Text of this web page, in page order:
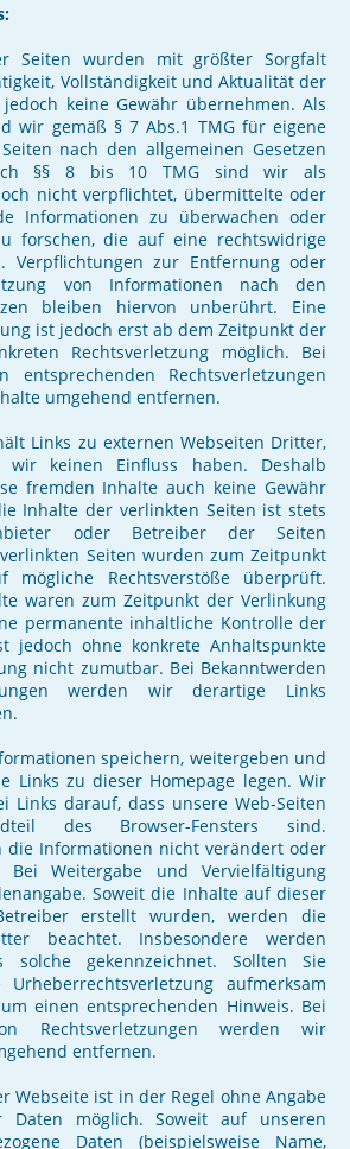
Seiten wurden mit größter Sorgfalt
Vollständigkeit und Aktualität der
keine Gewähr übernehmen. Als
wir gemäß § 7 Abs.1 TMG für eigene
nach den allgemeinen Gesetzen
§§ 8 bis 10 TMG sind wir als
nicht verpflichtet, übermittelte oder
Informationen zu überwachen oder
forschen, die auf eine rechtswidrige
Verpflichtungen zur Entfernung oder
von Informationen nach den
bleiben hiervon unberührt. Eine
ist jedoch erst ab dem Zeitpunkt der
Rechtsverletzung möglich. Bei
entsprechenden Rechtsverletzungen
umgehend entfernen.
Links zu externen Webseiten Dritter,
keinen Einfluss haben. Deshalb
fremden Inhalte auch keine Gewähr
Inhalte der verlinkten Seiten ist stets
oder Betreiber der Seiten
Seiten wurden zum Zeitpunkt
mögliche Rechtsverstöße überprüft.
waren zum Zeitpunkt der Verlinkung
permanente inhaltliche Kontrolle der
jedoch ohne konkrete Anhaltspunkte
nicht zumutbar. Bei Bekanntwerden
werden wir derartige Links
speichern, weitergeben und
Links zu dieser Homepage legen. Wir
Links darauf, dass unsere Web-Seiten
des Browser-Fensters sind.
die Informationen nicht verändert oder
Bei Weitergabe und Vervielfältigung
Soweit die Inhalte auf dieser
erstellt wurden, werden die
beachtet. Insbesondere werden
gekennzeichnet. Sollten Sie
aufmerksam
einen entsprechenden Hinweis. Bei
Rechtsverletzungen werden wir
entfernen.
Webseite ist in der Regel ohne Angabe
Daten möglich. Soweit auf unseren
Daten (beispielsweise Name,